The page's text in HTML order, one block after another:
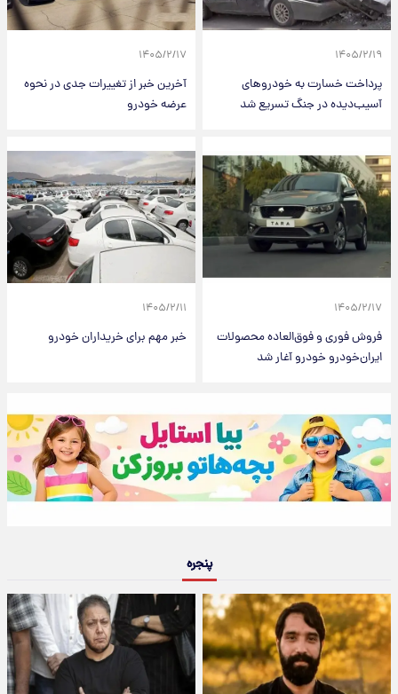
۱۴۰۵/۲/۱۹
پرداخت خسارت به خودروهای
آسیب‌دیده در جنگ تسریع شد
۱۴۰۵/۲/۱۷
آخرین خبر از تغییرات جدی در نحوه
عرضه خودرو
۱۴۰۵/۲/۱۷
فروش فوری و فوق‌العاده محصولات
ایران‌خودرو خودرو آغار شد
۱۴۰۵/۲/۱۱
خبر مهم برای خریداران خودرو
پنجره